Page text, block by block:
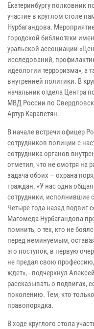
Екатеринбургу полковник
участие в круглом столе
Нурбагандова.
городской библиотеки
уральской ассоциации
исследований,
идеологии терроризма», а
внутренней политики. В
начальник отдела Центра
МВД России по
Артур Карапетян.
В начале встречи офицер
сотрудников полиции с
сотрудника органов
отметил, что не смотря на
задача обоих – охрана
граждан. «У нас одна
сотрудники, исполнившие
Четыре года назад подвиг
Магомеда Нурбагандова
помнить, о тех, кто не
перед неминуемым,
это поступок, в первую
не предал свою профессию,
ждет», - подчеркнул
рассказывать о
поколению. Тем, кто
правопорядка.
В ходе круглого стола